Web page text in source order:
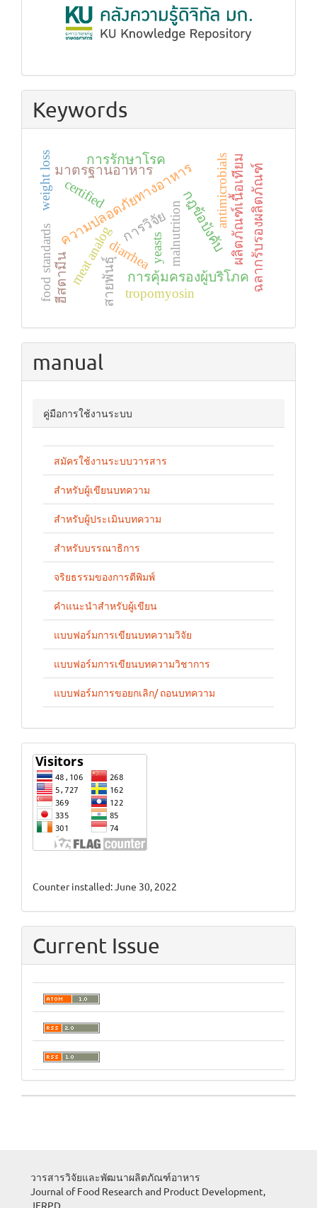
Keywords
malnutrition
diarrhea
meat analog
ความปลอดภัยทางอาหาร
การคุ้มครองผู้บริโภค
การวิจัย ฉลากรับรองผลิตภัณฑ์
กฎข้อบังคับ
มาตรฐานอาหาร ผลิตภัณฑ์เนื้อเทียม
antimicrobials
certified
yeasts
การรักษาโรค
food standards สายพันธุ์ tropomyosin
ฮีสตามีน
weight loss
manual
คู่มือการใช้งานระบบ
สมัครใช้งานระบบวารสาร
สำหรับผู้เขียนบทความ
สำหรับผู้ประเมินบทความ
สำหรับบรรณาธิการ
จริยธรรมของการตีพิมพ์
คำแนะนำสำหรับผู้เขียน
แบบฟอร์มการเขียนบทความวิจัย
แบบฟอร์มการเขียนบทความวิชาการ
แบบฟอร์มการขอยกเลิก/ ถอนบทความ
stat
Counter installed: June 30, 2022
Current Issue
วารสารวิจัยและพัฒนาผลิตภัณฑ์อาหาร
Journal of Food Research and Product Development,
JFRPD